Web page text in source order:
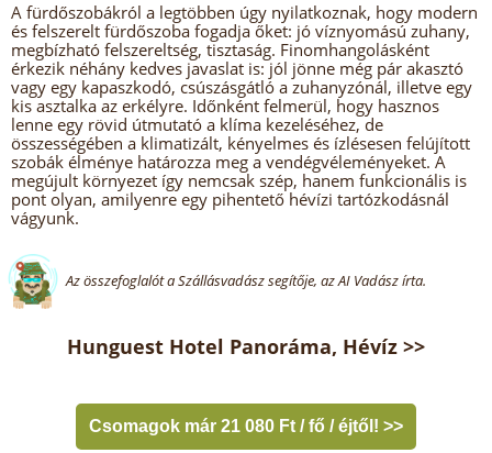
A fürdőszobákról a legtöbben úgy nyilatkoznak, hogy modern
és felszerelt fürdőszoba fogadja őket: jó víznyomású zuhany,
megbízható felszereltség, tisztaság. Finomhangolásként
érkezik néhány kedves javaslat is: jól jönne még pár akasztó
vagy egy kapaszkodó, csúszásgátló a zuhanyzónál, illetve egy
kis asztalka az erkélyre. Időnként felmerül, hogy hasznos
lenne egy rövid útmutató a klíma kezeléséhez, de
összességében a klimatizált, kényelmes és ízlésesen felújított
szobák élménye határozza meg a vendégvéleményeket. A
megújult környezet így nemcsak szép, hanem funkcionális is
pont olyan, amilyenre egy pihentető hévízi tartózkodásnál
vágyunk.
Az összefoglalót a Szállásvadász segítője, az AI Vadász írta.
Hunguest Hotel Panoráma, Hévíz >>
Csomagok már 21 080 Ft / fő / éjtől! >>